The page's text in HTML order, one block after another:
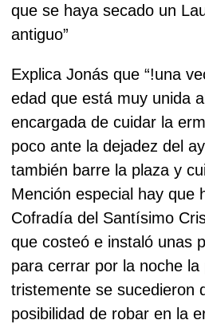
que se haya secado un
antiguo”
Explica Jonás que “!una
edad que está muy unida
encargada de cuidar la
poco ante la dejadez del
también barre la plaza y
Mención especial hay que
Cofradía del Santísimo
que costeó e instaló unas
para cerrar por la noche
tristemente se sucedieron
posibilidad de robar en la